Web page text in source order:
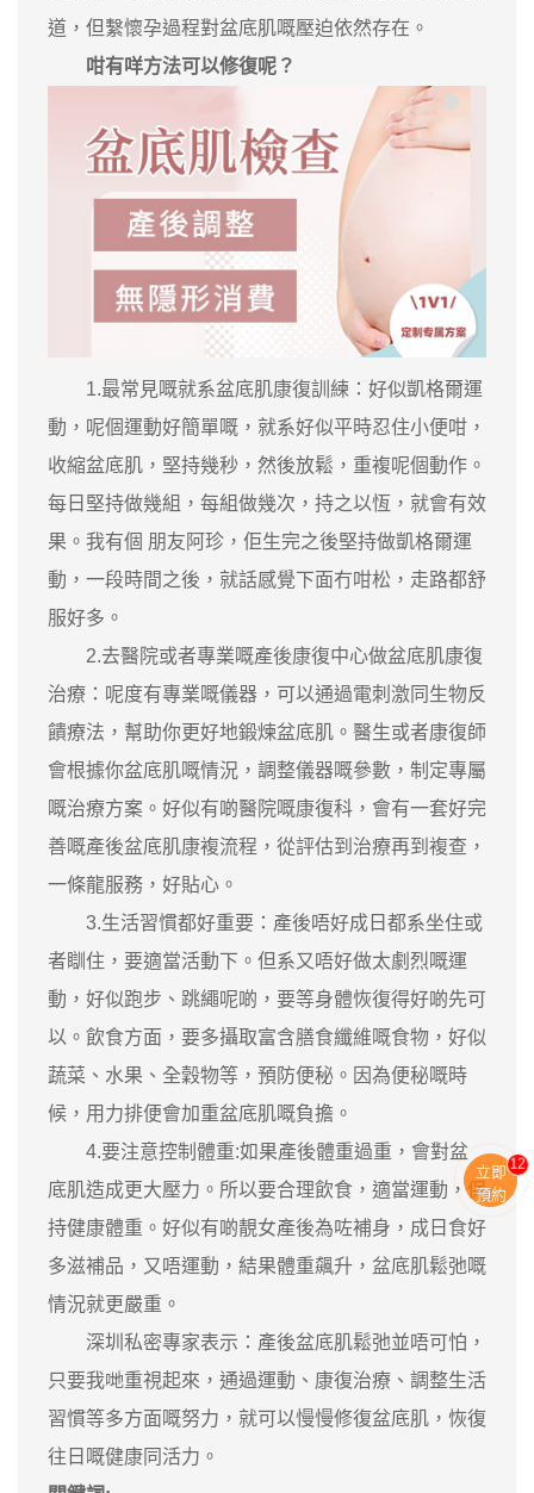
道，但繫懷孕過程對盆底肌嘅壓迫依然存在。
咁有咩方法可以修復呢？
1.最常見嘅就系盆底肌康復訓練：好似凱格爾運
動，呢個運動好簡單嘅，就系好似平時忍住小便咁，
收縮盆底肌，堅持幾秒，然後放鬆，重複呢個動作。
每日堅持做幾組，每組做幾次，持之以恆，就會有效
果。我有個 朋友阿珍，佢生完之後堅持做凱格爾運
動，一段時間之後，就話感覺下面冇咁松，走路都舒
服好多。
2.去醫院或者專業嘅產後康復中心做盆底肌康復
治療：呢度有專業嘅儀器，可以通過電刺激同生物反
饋療法，幫助你更好地鍛煉盆底肌。醫生或者康復師
會根據你盆底肌嘅情況，調整儀器嘅參數，制定專屬
嘅治療方案。好似有啲醫院嘅康復科，會有一套好完
善嘅產後盆底肌康複流程，從評估到治療再到複查，
一條龍服務，好貼心。
3.生活習慣都好重要：產後唔好成日都系坐住或
者瞓住，要適當活動下。但系又唔好做太劇烈嘅運
動，好似跑步、跳繩呢啲，要等身體恢復得好啲先可
以。飲食方面，要多攝取富含膳食纖維嘅食物，好似
蔬菜、水果、全穀物等，預防便秘。因為便秘嘅時
候，用力排便會加重盆底肌嘅負擔。
4.要注意控制體重:如果產後體重過重，會對盆
底肌造成更大壓力。所以要合理飲食，適當運動，保
持健康體重。好似有啲靚女產後為咗補身，成日食好
多滋補品，又唔運動，結果體重飆升，盆底肌鬆弛嘅
情況就更嚴重。
深圳私密專家表示：產後盆底肌鬆弛並唔可怕，
只要我哋重視起來，通過運動、康復治療、調整生活
習慣等多方面嘅努力，就可以慢慢修復盆底肌，恢復
往日嘅健康同活力。
立即
預約
11